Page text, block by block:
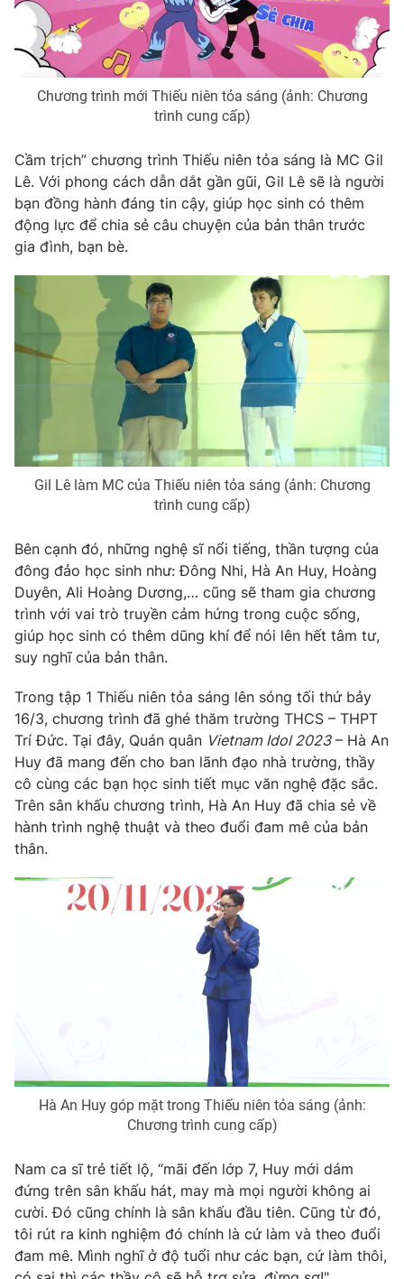
Chuyên mục khác
Emagazine Podcast
Photo Infographic
Shorts video
VTV Money VTV Thể thao
VTV Sức khoẻ
Thị trường 24h Tấm lòng Việt
VTV4 Vươn mình bằng AI
Liên hệ tòa soạn English
THỜI BÁO VTV
Theo dõi báo trên
Cơ quan chủ quản:Đài Truyền hình Việt Nam
Cơ quan báo chí:Thời báo VTV
Giấy phép hoạt động báo in và báo điện tử số 483/GP-BTTTT
cấp ngày 29/12/2023
Tổng Biên tập: Vũ Thanh Thủy
Phó Tổng Biên tập: Nguyễn Thị Mỹ Hạnh, Phạm Quốc Thắng,
Nguyễn Trọng Ninh
Tổng đài VTV:
Ðiện thoại Thời báo VTV:024.66 897 897
toasoan@vtv.vn
024-7300.7108
® Cấm sao chép dưới mọi hình thức nếu không có sự chấp
thuận bằng văn bản. Ghi rõ nguồn VTV.vn khi phát hành lại
thông tin từ website này.
Chương trình mới Thiếu niên tỏa sáng (ảnh: Chương
trình cung cấp)
Cầm trịch” chương trình Thiếu niên tỏa sáng là MC Gil
Lê. Với phong cách dẫn dắt gần gũi, Gil Lê sẽ là người
bạn đồng hành đáng tin cậy, giúp học sinh có thêm
động lực để chia sẻ câu chuyện của bản thân trước
gia đình, bạn bè.
Gil Lê làm MC của Thiếu niên tỏa sáng (ảnh: Chương
trình cung cấp)
Bên cạnh đó, những nghệ sĩ nổi tiếng, thần tượng của
đông đảo học sinh như: Đông Nhi, Hà An Huy, Hoàng
Duyên, Ali Hoàng Dương,… cũng sẽ tham gia chương
trình với vai trò truyền cảm hứng trong cuộc sống,
giúp học sinh có thêm dũng khí để nói lên hết tâm tư,
suy nghĩ của bản thân.
Trong tập 1 Thiếu niên tỏa sáng lên sóng tối thứ bảy
16/3, chương trình đã ghé thăm trường THCS – THPT
Trí Đức. Tại đây, Quán quân Vietnam Idol 2023– Hà An
Huy đã mang đến cho ban lãnh đạo nhà trường, thầy
cô cùng các bạn học sinh tiết mục văn nghệ đặc sắc.
Trên sân khấu chương trình, Hà An Huy đã chia sẻ về
hành trình nghệ thuật và theo đuổi đam mê của bản
thân.
Hà An Huy góp mặt trong Thiếu niên tỏa sáng (ảnh:
Chương trình cung cấp)
Nam ca sĩ trẻ tiết lộ, “mãi đến lớp 7, Huy mới dám
đứng trên sân khấu hát, may mà mọi người không ai
cười. Đó cũng chính là sân khấu đầu tiên. Cũng từ đó,
tôi rút ra kinh nghiệm đó chính là cứ làm và theo đuổi
đam mê. Mình nghĩ ở độ tuổi như các bạn, cứ làm thôi,